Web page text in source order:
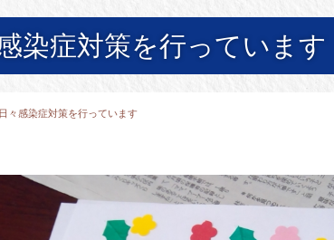
染症対策を行っています
々感染症対策を行っています